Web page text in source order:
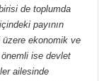
de toplumda
payının
ekonomik ve
ise devlet
ailesinde